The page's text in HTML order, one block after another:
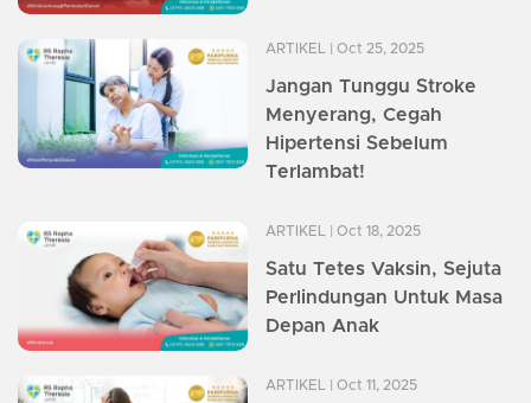
ARTIKEL | Oct 25, 2025
Jangan Tunggu Stroke
Menyerang, Cegah
Hipertensi Sebelum
Terlambat!
ARTIKEL | Oct 18, 2025
Satu Tetes Vaksin, Sejuta
Perlindungan Untuk Masa
Depan Anak
ARTIKEL | Oct 11, 2025